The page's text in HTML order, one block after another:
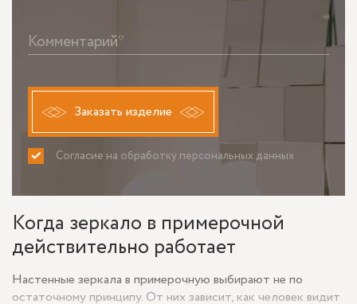
Комментарий*
Заказать изделие
Согласие на обработку персональных данных
ПРИНИМАЮ НЕ ПРИНИМАЮ
Когда зеркало в примерочной
действительно работает
Настенные зеркала в примерочную выбирают не по
остаточному принципу. От них зависит, как человек видит